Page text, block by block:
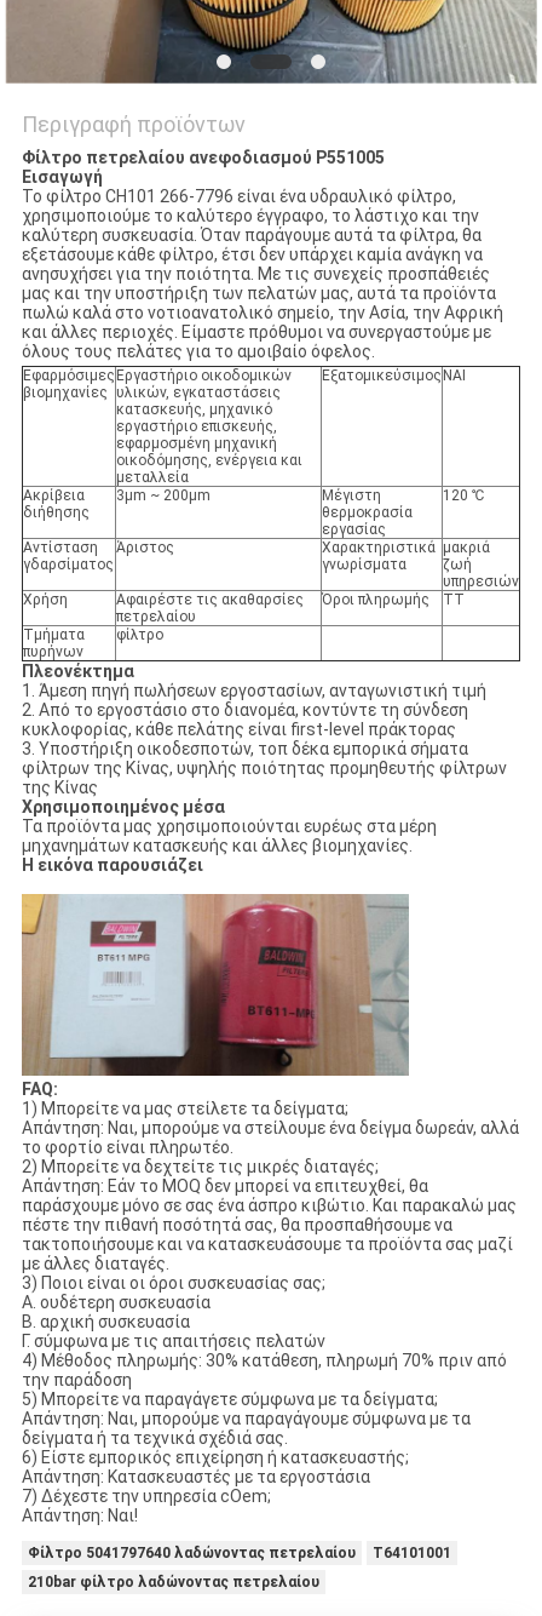
Περιγραφή προϊόντων
Φίλτρο πετρελαίου ανεφοδιασμού P551005
Εισαγωγή
Το φίλτρο CH101 266-7796 είναι ένα υδραυλικό φίλτρο,
χρησιμοποιούμε το καλύτερο έγγραφο, το λάστιχο και την
καλύτερη συσκευασία. Όταν παράγουμε αυτά τα φίλτρα, θα
εξετάσουμε κάθε φίλτρο, έτσι δεν υπάρχει καμία ανάγκη να
ανησυχήσει για την ποιότητα. Με τις συνεχείς προσπάθειές
μας και την υποστήριξη των πελατών μας, αυτά τα προϊόντα
πωλώ καλά στο νοτιοανατολικό σημείο, την Ασία, την Αφρική
και άλλες περιοχές. Είμαστε πρόθυμοι να συνεργαστούμε με
όλους τους πελάτες για το αμοιβαίο όφελος.
Εφαρμόσιμες
βιομηχανίες
Εργαστήριο οικοδομικών
υλικών, εγκαταστάσεις
κατασκευής, μηχανικό
εργαστήριο επισκευής,
εφαρμοσμένη μηχανική
οικοδόμησης, ενέργεια και
μεταλλεία
Εξατομικεύσιμος ΝΑΙ
Ακρίβεια
διήθησης
3μm ~ 200μm
Μέγιστη
θερμοκρασία
εργασίας
120 ℃
Αντίσταση
γδαρσίματος
Άριστος
Χαρακτηριστικά
γνωρίσματα
μακριά
ζωή
υπηρεσιών
Χρήση
Αφαιρέστε τις ακαθαρσίες
πετρελαίου
Όροι πληρωμής TT
Τμήματα
πυρήνων
φίλτρο
Πλεονέκτημα
1. Άμεση πηγή πωλήσεων εργοστασίων, ανταγωνιστική τιμή
2. Από το εργοστάσιο στο διανομέα, κοντύντε τη σύνδεση
κυκλοφορίας, κάθε πελάτης είναι first-level πράκτορας
3. Υποστήριξη οικοδεσποτών, τοπ δέκα εμπορικά σήματα
φίλτρων της Κίνας, υψηλής ποιότητας προμηθευτής φίλτρων
της Κίνας
Χρησιμοποιημένος μέσα
Τα προϊόντα μας χρησιμοποιούνται ευρέως στα μέρη
μηχανημάτων κατασκευής και άλλες βιομηχανίες.
Η εικόνα παρουσιάζει
FAQ:
1) Μπορείτε να μας στείλετε τα δείγματα;
Απάντηση: Ναι, μπορούμε να στείλουμε ένα δείγμα δωρεάν, αλλά
το φορτίο είναι πληρωτέο.
2) Μπορείτε να δεχτείτε τις μικρές διαταγές;
Απάντηση: Εάν το MOQ δεν μπορεί να επιτευχθεί, θα
παράσχουμε μόνο σε σας ένα άσπρο κιβώτιο. Και παρακαλώ μας
πέστε την πιθανή ποσότητά σας, θα προσπαθήσουμε να
τακτοποιήσουμε και να κατασκευάσουμε τα προϊόντα σας μαζί
με άλλες διαταγές.
3) Ποιοι είναι οι όροι συσκευασίας σας;
Α. ουδέτερη συσκευασία
Β. αρχική συσκευασία
Γ. σύμφωνα με τις απαιτήσεις πελατών
4) Μέθοδος πληρωμής: 30% κατάθεση, πληρωμή 70% πριν από
την παράδοση
5) Μπορείτε να παραγάγετε σύμφωνα με τα δείγματα;
Απάντηση: Ναι, μπορούμε να παραγάγουμε σύμφωνα με τα
δείγματα ή τα τεχνικά σχέδιά σας.
6) Είστε εμπορικός επιχείρηση ή κατασκευαστής;
Απάντηση: Κατασκευαστές με τα εργοστάσια
7) Δέχεστε την υπηρεσία cOem;
Απάντηση: Ναι!
Φίλτρο 5041797640 λαδώνοντας πετρελαίου
T64101001
210bar φίλτρο λαδώνοντας πετρελαίου